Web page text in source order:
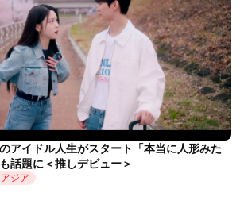
アイドル人生がスタート「本当に人形みた
話題に＜推しデビュー＞
ジア